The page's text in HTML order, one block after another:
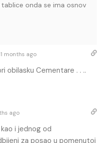
tablice onda se ima osnov
months ago
obilasku Cementare . . ..
ago
i jednog od
za posao u pomenutoj